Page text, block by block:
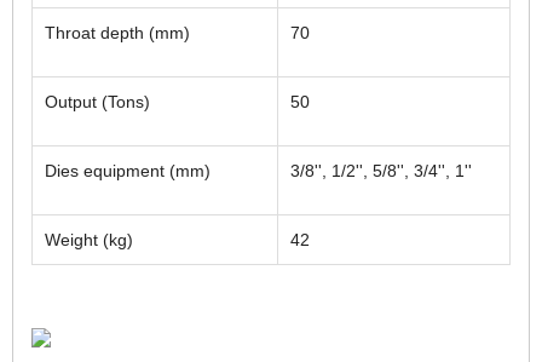
Throat depth (mm) 70
Output (Tons) 50
Dies equipment (mm) 3/8'', 1/2'', 5/8'', 3/4'', 1''
Weight (kg) 42